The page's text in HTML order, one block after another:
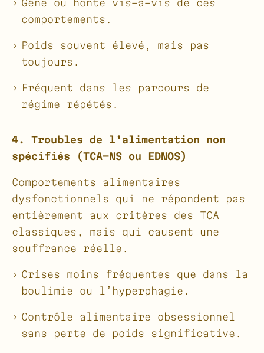
Gêne ou honte vis-à-vis de ces
comportements.
Poids souvent élevé, mais pas
toujours.
Fréquent dans les parcours de
régime répétés.
4. Troubles de l’alimentation non
spécifiés (TCA-NS ou EDNOS)
Comportements alimentaires
dysfonctionnels qui ne répondent pas
entièrement aux critères des TCA
classiques, mais qui causent une
souffrance réelle.
Crises moins fréquentes que dans la
boulimie ou l’hyperphagie.
Contrôle alimentaire obsessionnel
sans perte de poids significative.